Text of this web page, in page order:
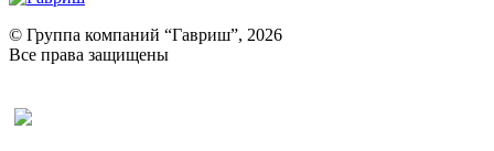
Ревень
Рукола
Рута
© Группа компаний “Гавриш”, 2026
Все права защищены